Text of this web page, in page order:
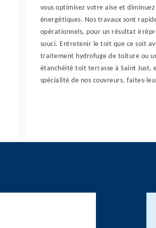
vous optimisez votre aise et
énergétiques. Nos travaux sont
opérationnels, pour un résultat
souci. Entretenir le toit que ce soit
traitement hydrofuge de toiture ou
étanchéité toit terrasse à Saint Just,
spécialité de nos couvreurs, faites-